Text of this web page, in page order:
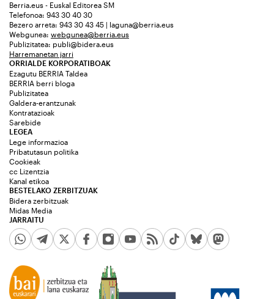
Berria.eus - Euskal Editorea SM
Telefonoa: 943 30 40 30
Bezero arreta: 943 30 43 45 | laguna@berria.eus
Webgunea: webgunea@berria.eus
Publizitatea: publi@bidera.eus
Harremanetan jarri
ORRIALDE KORPORATIBOAK
Ezagutu BERRIA Taldea
BERRIA berri bloga
Publizitatea
Galdera-erantzunak
Kontratazioak
Sarebide
JARRAITU
LEGEA
Lege informazioa
Pribatutasun politika
Cookieak
cc Lizentzia
Kanal etikoa
BESTELAKO ZERBITZUAK
Bidera zerbitzuak
Midas Media